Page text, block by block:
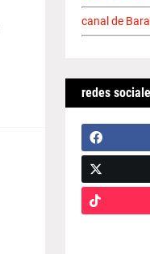
canal de
redes